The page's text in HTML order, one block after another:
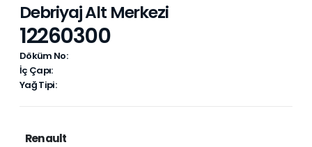
Debriyaj Alt Merkezi
12260300
Döküm No:
İç Çapı:
Yağ Tipi:
Renault